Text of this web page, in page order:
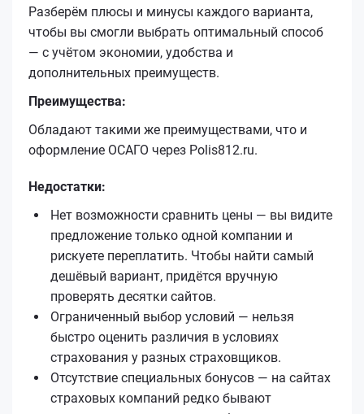
Разберём плюсы и минусы каждого варианта,
чтобы вы смогли выбрать оптимальный способ
— с учётом экономии, удобства и
дополнительных преимуществ.
Преимущества:
Обладают такими же преимуществами, что и
оформление ОСАГО через Polis812.ru.
Недостатки:
Нет возможности сравнить цены — вы видите
предложение только одной компании и
рискуете переплатить. Чтобы найти самый
дешёвый вариант, придётся вручную
проверять десятки сайтов.
Ограниченный выбор условий — нельзя
быстро оценить различия в условиях
страхования у разных страховщиков.
Отсутствие специальных бонусов — на сайтах
страховых компаний редко бывают